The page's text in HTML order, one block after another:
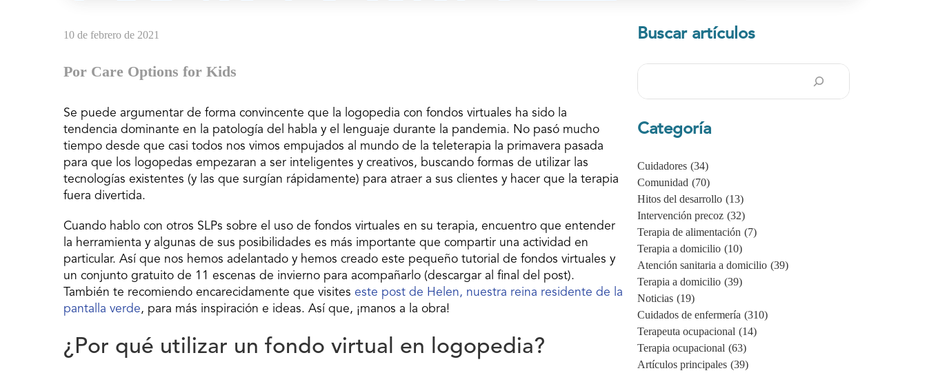
10 de febrero de 2021
Por Care Options for Kids
Se puede argumentar de forma convincente que la logopedia con fondos virtuales ha sido la
tendencia dominante en la patología del habla y el lenguaje durante la pandemia. No pasó mucho
tiempo desde que casi todos nos vimos empujados al mundo de la teleterapia la primavera pasada
para que los logopedas empezaran a ser inteligentes y creativos, buscando formas de utilizar las
tecnologías existentes (y las que surgían rápidamente) para atraer a sus clientes y hacer que la terapia
fuera divertida.
Cuando hablo con otros SLPs sobre el uso de fondos virtuales en su terapia, encuentro que entender
la herramienta y algunas de sus posibilidades es más importante que compartir una actividad en
particular. Así que nos hemos adelantado y hemos creado este pequeño tutorial de fondos virtuales y
un conjunto gratuito de 11 escenas de invierno para acompañarlo (descargar al final del post).
También te recomiendo encarecidamente que visites este post de Helen, nuestra reina residente de la
pantalla verde, para más inspiración e ideas. Así que, ¡manos a la obra!
¿Por qué utilizar un fondo virtual en logopedia?
Buscar artículos
Buscar
Categoría
Cuidadores (34)
Comunidad (70)
Hitos del desarrollo (13)
Intervención precoz (32)
Terapia de alimentación (7)
Terapia a domicilio (10)
Atención sanitaria a domicilio (39)
Terapia a domicilio (39)
Noticias (19)
Cuidados de enfermería (310)
Terapeuta ocupacional (14)
Terapia ocupacional (63)
Artículos principales (39)